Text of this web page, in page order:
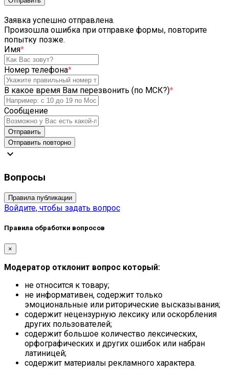
Заявка успешно отправлена.
Произошла ошибка при отправке формы, повторите
попытку позже.
Имя*
Номер телефона*
В какое время Вам перезвонить (по МСК?)*
Сообщение
Отправить
Отправить повторно
expand_more
Вопросы
Правила публикации
Войдите, чтобы задать вопрос
Правила обработки вопросов
×
Модератор отклонит вопрос который:
не относится к товару;
не информативен, содержит только
эмоциональные или риторические высказывания;
содержит нецензурную лексику или оскорбления
других пользователей;
содержит большое количество лексических,
орфографических и других ошибок или набран
латиницей;
содержит материалы рекламного характера.